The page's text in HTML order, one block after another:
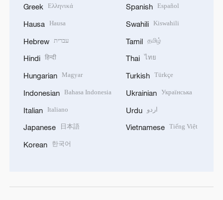
Greek Ελληνικά
Hausa Hausa
Hebrew עברית
Hindi हिन्दी
Hungarian Magyar
Indonesian Bahasa Indonesia
Italian Italiano
Japanese 日本語
Korean 한국어
Spanish Español
Swahili Kiswahili
Tamil தமிழ்
Thai ไทย
Turkish Türkçe
Ukrainian Українська
Urdu اردو
Vietnamese Tiếng Việt